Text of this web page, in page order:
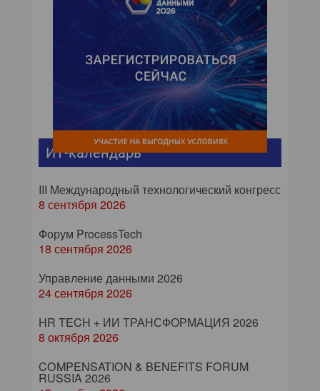
ИТ-календарь
III Международный технологический конгресс
8 сентября 2026
Форум ProcessTech
18 сентября 2026
Управление данными 2026
24 сентября 2026
HR TECH + ИИ ТРАНСФОРМАЦИЯ 2026
8 октября 2026
COMPENSATION & BENEFITS FORUM
RUSSIA 2026